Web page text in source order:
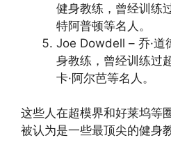
健身教练，曾经训练
特阿普顿等名人。
Joe Dowdell – 乔·道
身教练，曾经训练过
卡·阿尔芭等名人。
这些人在超模界和好莱坞等
被认为是一些最顶尖的健身